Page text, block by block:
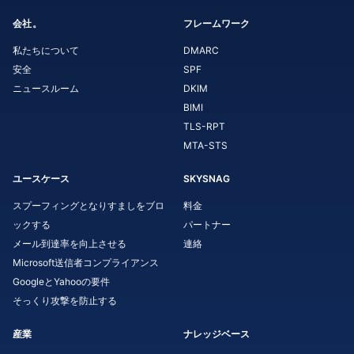
会社。
私たちについて
安全
ニュースルーム
フレームワーク
DMARC
SPF
DKIM
BIMI
TLS-RPT
MTA-STS
ユースケース
スプーフィングとなりすましをブロ
ックする
メール到達率を向上させる
Microsoft送信者コンプライアンス
GoogleとYahooの要件
そっくり攻撃を防止する
SKYSNAG
料金
パートナー
連絡
産業 ナレッジベース